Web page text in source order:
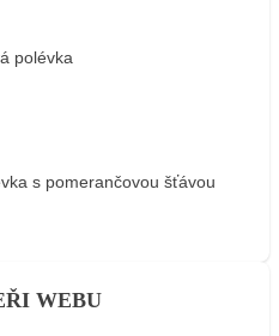
polévka
s pomerančovou šťávou
WEBU